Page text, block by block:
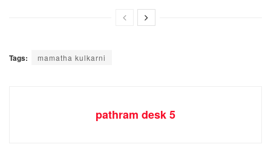
Tags: mamatha kulkarni
pathram desk 5